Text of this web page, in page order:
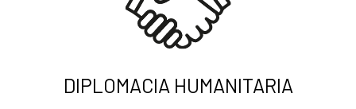
DIPLOMACIA HUMANITARIA